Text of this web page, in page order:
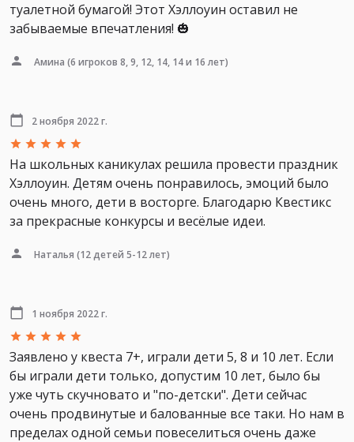
туалетной бумагой! Этот Хэллоуин оставил не
забываемые впечатления! 🎃
Амина (6 игроков 8, 9, 12, 14, 14 и 16 лет)
2 ноября 2022 г.
На школьных каникулах решила провести праздник
Хэллоуин. Детям очень понравилось, эмоций было
очень много, дети в восторге. Благодарю Квестикс
за прекрасные конкурсы и весёлые идеи.
Наталья (12 детей 5-12 лет)
1 ноября 2022 г.
Заявлено у квеста 7+, играли дети 5, 8 и 10 лет. Если
бы играли дети только, допустим 10 лет, было бы
уже чуть скучновато и "по-детски". Дети сейчас
очень продвинутые и балованные все таки. Но нам в
пределах одной семьи повеселиться очень даже